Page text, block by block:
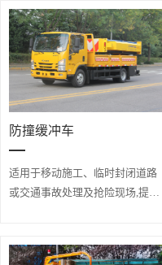
防撞缓冲车
适用于移动施工、临时封闭道路
或交通事故处理及抢险现场,提升